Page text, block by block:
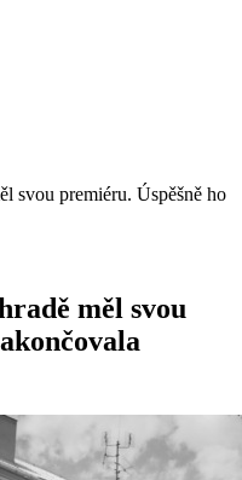
svou premiéru. Úspěšně ho
měl svou